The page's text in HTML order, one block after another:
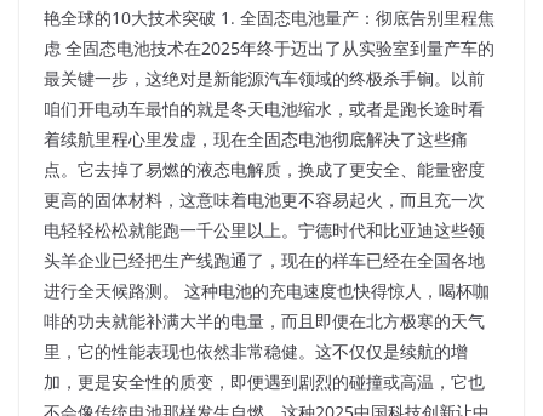
艳全球的10大技术突破 1. 全固态电池量产：彻底告别里程焦
虑 全固态电池技术在2025年终于迈出了从实验室到量产车的
最关键一步，这绝对是新能源汽车领域的终极杀手锏。以前
咱们开电动车最怕的就是冬天电池缩水，或者是跑长途时看
着续航里程心里发虚，现在全固态电池彻底解决了这些痛
点。它去掉了易燃的液态电解质，换成了更安全、能量密度
更高的固体材料，这意味着电池更不容易起火，而且充一次
电轻轻松松就能跑一千公里以上。宁德时代和比亚迪这些领
头羊企业已经把生产线跑通了，现在的样车已经在全国各地
进行全天候路测。 这种电池的充电速度也快得惊人，喝杯咖
啡的功夫就能补满大半的电量，而且即便在北方极寒的天气
里，它的性能表现也依然非常稳健。这不仅仅是续航的增
加，更是安全性的质变，即便遇到剧烈的碰撞或高温，它也